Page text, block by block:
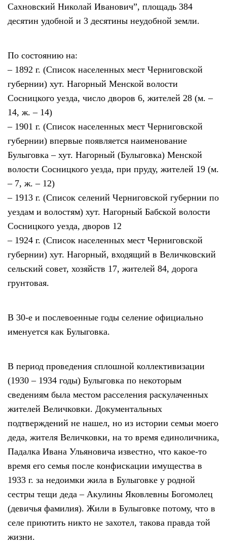
Сахновский Николай Иванович”, площадь 384
десятин удобной и 3 десятины неудобной земли.
По состоянию на:
– 1892 г. (Список населенных мест Черниговской
губернии) хут. Нагорный Менской волости
Сосницкого уезда, число дворов 6, жителей 28 (м. –
14, ж. – 14)
– 1901 г. (Список населенных мест Черниговской
губернии) впервые появляется наименование
Булыговка – хут. Нагорный (Булыговка) Менской
волости Сосницкого уезда, при пруду, жителей 19 (м.
– 7, ж. – 12)
– 1913 г. (Список селений Черниговской губернии по
уездам и волостям) хут. Нагорный Бабской волости
Сосницкого уезда, дворов 12
– 1924 г. (Список населенных мест Черниговской
губернии) хут. Нагорный, входящий в Величковский
сельский совет, хозяйств 17, жителей 84, дорога
грунтовая.
В 30-е и послевоенные годы селение официально
именуется как Булыговка.
В период проведения сплошной коллективизации
(1930 – 1934 годы) Булыговка по некоторым
сведениям была местом расселения раскулаченных
жителей Величковки. Документальных
подтверждений не нашел, но из истории семьи моего
деда, жителя Величковки, на то время единоличника,
Падалка Ивана Ульяновича известно, что какое-то
время его семья после конфискации имущества в
1933 г. за недоимки жила в Булыговке у родной
сестры тещи деда – Акулины Яковлевны Богомолец
(девичья фамилия). Жили в Булыговке потому, что в
селе приютить никто не захотел, такова правда той
жизни.